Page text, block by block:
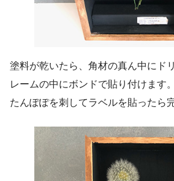
塗料が乾いたら、角材の真ん中にド
レームの中にボンドで貼り付けます。
たんぽぽを刺してラベルを貼ったら